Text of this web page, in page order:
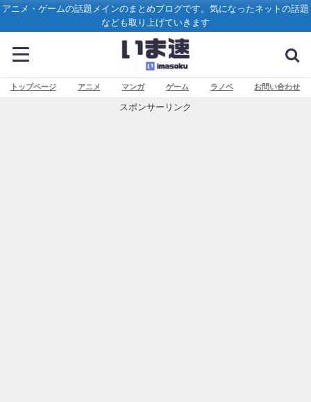
アニメ・ゲームの話題メインのまとめブログです。気になったネットの話題
なども取り上げていきます
トップページ アニメ マンガ ゲーム ラノベ お問い合わせ
スポンサーリンク